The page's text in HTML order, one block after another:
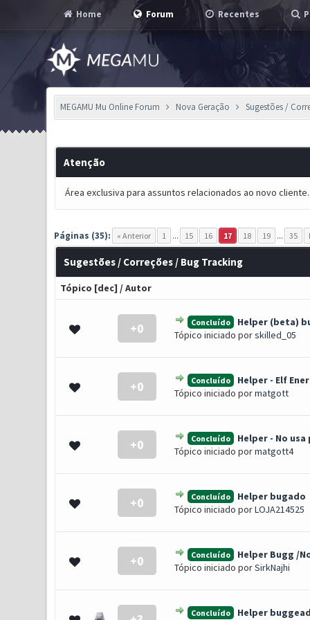
Home Forum Recentes
MEGAMU Mu Online Forum Nova Geração Sugestões /
Atenção
Área exclusiva para assuntos relacionados ao novo cliente.
Páginas (35): « Anterior 1 ... 15 16 17 18 19 ... 35
Sugestões / Correções / Bug Tracking
Tópico [dec] /Autor
+0 Concluído
Helper (beta)
Tópico iniciado porskilled_05
0 Voto(s) - 0 de 5 em média
1 2345
+0 Concluído
Helper - Elf
Tópico iniciado pormatgott
0 Voto(s) - 0 de 5 em média
1 2345
+0 Concluído
Helper - No
Tópico iniciado pormatgott4
0 Voto(s) - 0 de 5 em média
1 2345
+0 Concluído
Helper bugado
Tópico iniciado porLOJA214525
0 Voto(s) - 0 de 5 em média
1 2345
+0 Concluído
Helper Bugg /
Tópico iniciado porSirkNajhi
0 Voto(s) - 0 de 5 em média
1 2345
Concluído
Helper